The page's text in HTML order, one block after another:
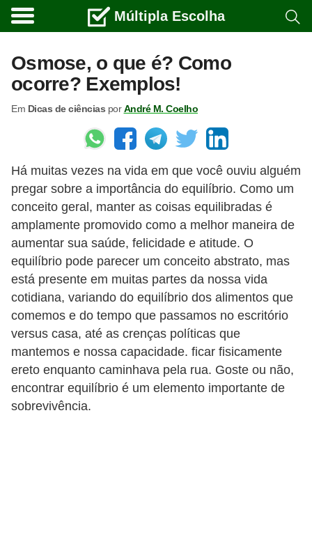
Múltipla Escolha
Osmose, o que é? Como
ocorre? Exemplos!
Em Dicas de ciências porAndré M. Coelho
Há muitas vezes na vida em que você ouviu alguém
pregar sobre a importância do equilíbrio. Como um
conceito geral, manter as coisas equilibradas é
amplamente promovido como a melhor maneira de
aumentar sua saúde, felicidade e atitude. O
equilíbrio pode parecer um conceito abstrato, mas
está presente em muitas partes da nossa vida
cotidiana, variando do equilíbrio dos alimentos que
comemos e do tempo que passamos no escritório
versus casa, até as crenças políticas que
mantemos e nossa capacidade. ficar fisicamente
ereto enquanto caminhava pela rua. Goste ou não,
encontrar equilíbrio é um elemento importante de
sobrevivência.
C
r
s
o
c
a
r
e
i
r
a
D
i
c
a